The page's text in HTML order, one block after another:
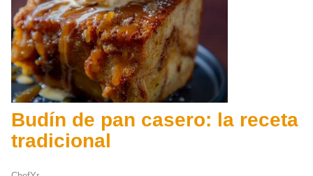
Budín de pan casero: la receta
tradicional